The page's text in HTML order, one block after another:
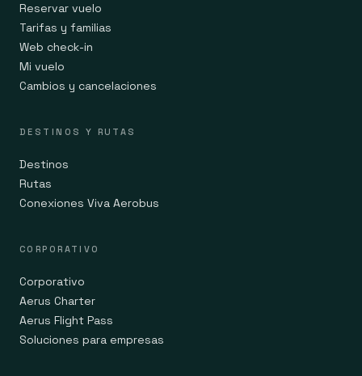
Reservar vuelo
Tarifas y familias
Web check-in
Mi vuelo
Cambios y cancelaciones
DESTINOS Y RUTAS
Destinos
Rutas
Conexiones Viva Aerobus
CORPORATIVO
Corporativo
Aerus Charter
Aerus Flight Pass
Soluciones para empresas